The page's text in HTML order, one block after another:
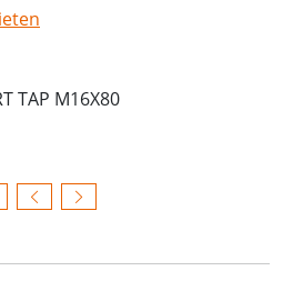
TAP M16X80